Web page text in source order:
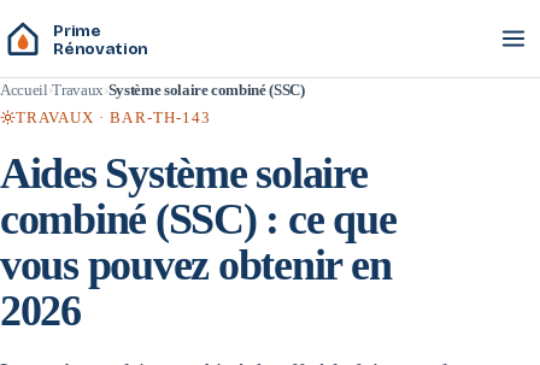
Prime
Rénovation
Accueil Travaux Système solaire combiné (SSC)
TRAVAUX · BAR-TH-143
Aides Système solaire
combiné (SSC): ce que
vous pouvez obtenir en
2026